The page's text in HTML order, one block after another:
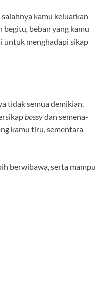
kamu keluarkan
begitu, beban yang kamu
untuk menghadapi sikap
tidak semua demikian.
bossydan semena-
kamu tiru, sementara
berwibawa, serta mampu